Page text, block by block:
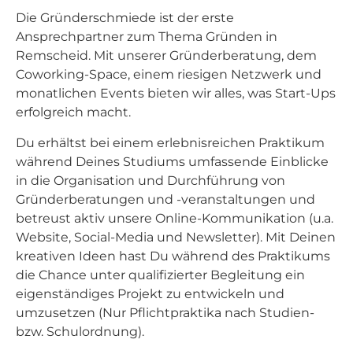
Die Gründerschmiede ist der erste
Ansprechpartner zum Thema Gründen in
Remscheid. Mit unserer Gründerberatung, dem
Coworking-Space, einem riesigen Netzwerk und
monatlichen Events bieten wir alles, was Start-Ups
erfolgreich macht.
Du erhältst bei einem erlebnisreichen Praktikum
während Deines Studiums umfassende Einblicke
in die Organisation und Durchführung von
Gründerberatungen und -veranstaltungen und
betreust aktiv unsere Online-Kommunikation (u.a.
Website, Social-Media und Newsletter). Mit Deinen
kreativen Ideen hast Du während des Praktikums
die Chance unter qualifizierter Begleitung ein
eigenständiges Projekt zu entwickeln und
umzusetzen (Nur Pflichtpraktika nach Studien-
bzw. Schulordnung).